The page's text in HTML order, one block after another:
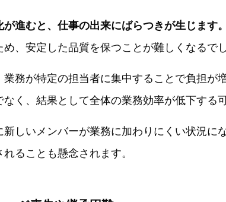
が進むと、仕事の出来にばらつきが生じます。
め、安定した品質を保つことが難しくなるでし
業務が特定の担当者に集中することで負担が
なく、結果として全体の業務効率が低下する
新しいメンバーが業務に加わりにくい状況に
れることも懸念されます。